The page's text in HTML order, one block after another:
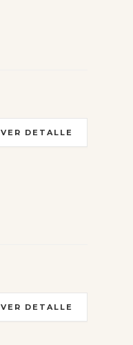
VER DETALLE
VER DETALLE